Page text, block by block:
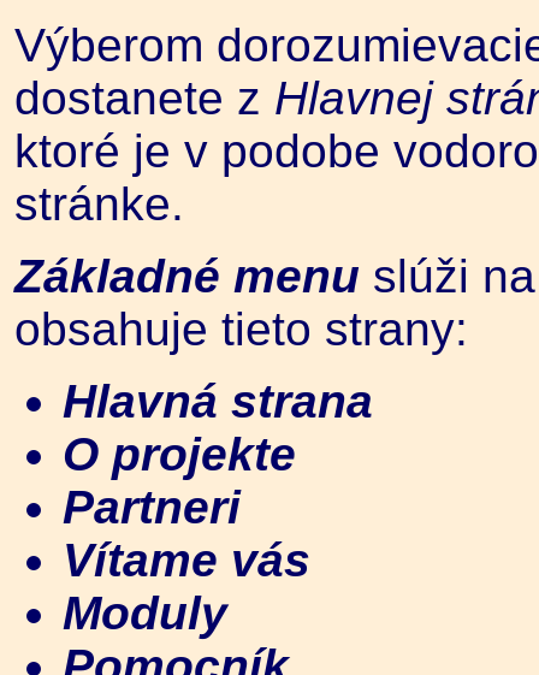
Výberom
dostanete z Hlavnej
ktoré je v podobe
stránke.
Základné menu slúži
obsahuje tieto strany:
Hlavná strana
O projekte
Partneri
Vítame vás
Moduly